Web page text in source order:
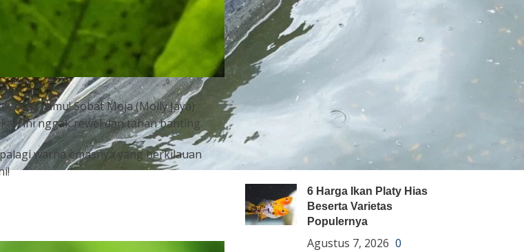
buat kamu! Sobat Moja (Molly Jaya)
ini nggak rewel dan tahan banting.
warna emasnya yang berkilauan
Event
Informasi Lain
Pembenihan Ikan
Pembesaran Ikan
Penyakit Ikan
Teknologi dan Inovasi
ARTIKEL TERBARU
6 Harga Ikan Platy Hias
Beserta Varietas
Populernya
Agustus 7, 2026 0